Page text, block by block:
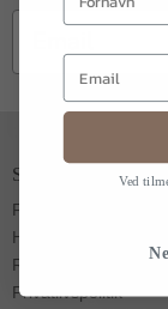
Email
Shop info
Fragt & levering
Handelsbetingelser
Returret
Privatlivspolitik
Email
Ved